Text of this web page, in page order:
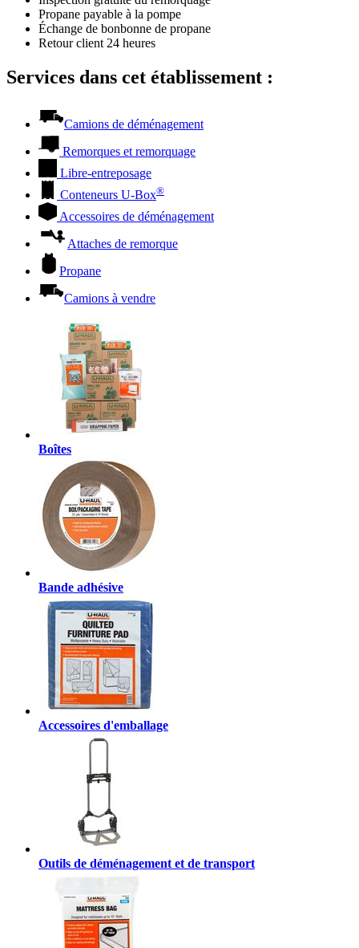
Propane payable à la pompe
Échange de bonbonne de propane
Retour client 24 heures
Services dans cet établissement :
Camions de déménagement
Remorques et remorquage
Libre-entreposage
Conteneurs U-Box®
Accessoires de déménagement
Attaches de remorque
Propane
Camions à vendre
Boîtes
Bande adhésive
Accessoires d'emballage
Outils de déménagement et de transport